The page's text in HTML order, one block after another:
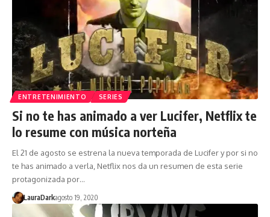
ENTRETENIMIENTO SERIES
Si no te has animado a ver Lucifer, Netflix te
lo resume con música norteña
El 21 de agosto se estrena la nueva temporada de Lucifer y por si no
te has animado a verla, Netflix nos da un resumen de esta serie
protagonizada por…
LauraDarkagosto 19, 2020